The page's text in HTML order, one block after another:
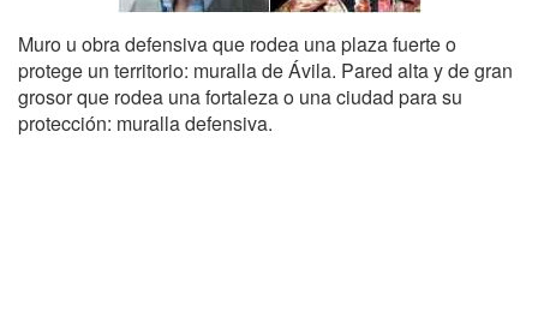
Muro u obra defensiva que rodea una plaza fuerte o
protege un territorio: muralla de Ávila. Pared alta y de gran
grosor que rodea una fortaleza o una ciudad para su
protección: muralla defensiva.